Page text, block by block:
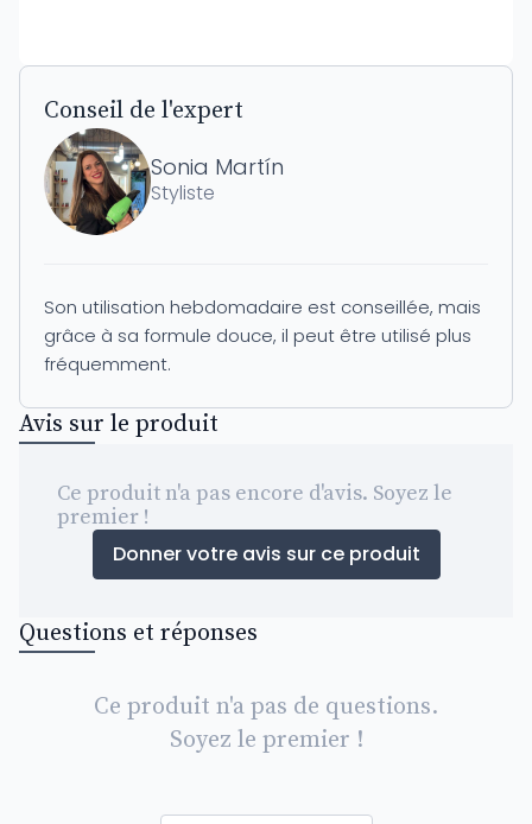
Conseil de l'expert
Sonia Martín
Styliste
Son utilisation hebdomadaire est conseillée, mais
grâce à sa formule douce, il peut être utilisé plus
fréquemment.
Avis sur le produit
Ce produit n'a pas encore d'avis. Soyez le
premier !
Donner votre avis sur ce produit
Questions et réponses
Ce produit n'a pas de questions.
Soyez le premier !